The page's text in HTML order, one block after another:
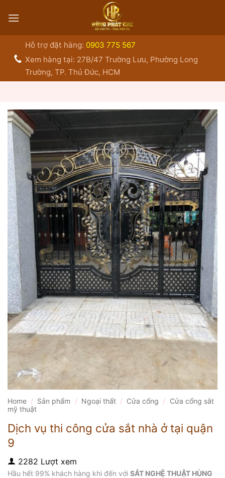
qua
Hỗ trợ đặt hàng: 0903 775 567
Xem hàng tại: 27B/47 Trường Lưu, Phường Long
Trường, TP. Thủ Đức, HCM
Home / Sản phẩm / Ngoại thất / Cửa cổng /
Cửa cổng sắt
mỹ thuật
Dịch vụ thi công cửa sắt nhà ở tại quận
9
2282 Lượt xem
Hầu hết 99% khách hàng khi đến với SẮT NGHỆ THUẬT HÙNG